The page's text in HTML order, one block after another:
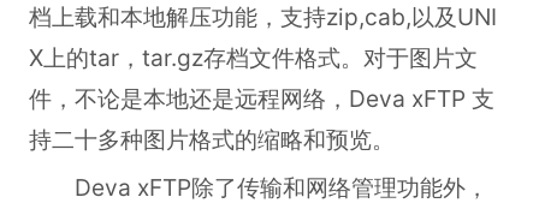
档上载和本地解压功能，支持zip,cab,以及UNI
X上的tar，tar.gz存档文件格式。对于图片文
件，不论是本地还是远程网络，Deva xFTP 支
持二十多种图片格式的缩略和预览。
Deva xFTP除了传输和网络管理功能外，